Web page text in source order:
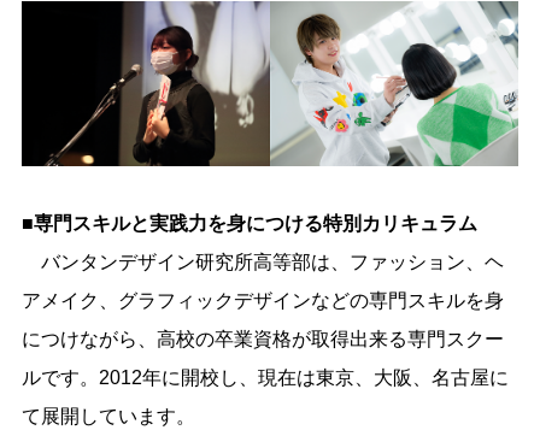
■専門スキルと実践力を身につける特別カリキュラム
バンタンデザイン研究所高等部は、ファッション、ヘ
アメイク、グラフィックデザインなどの専門スキルを身
につけながら、高校の卒業資格が取得出来る専門スクー
ルです。2012年に開校し、現在は東京、大阪、名古屋に
て展開しています。